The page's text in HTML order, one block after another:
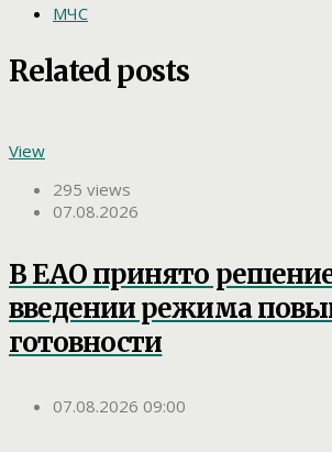
МЧС
Related posts
View
295 views
07.08.2026
В ЕАО принято
введении режима
готовности
07.08.2026 09:00